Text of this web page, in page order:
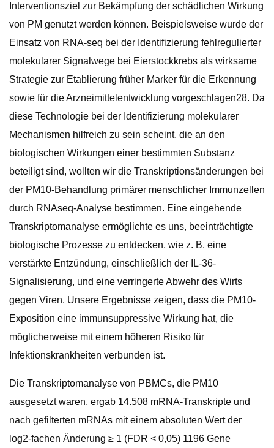
Interventionsziel zur Bekämpfung der schädlichen Wirkung
von PM genutzt werden können. Beispielsweise wurde der
Einsatz von RNA-seq bei der Identifizierung fehlregulierter
molekularer Signalwege bei Eierstockkrebs als wirksame
Strategie zur Etablierung früher Marker für die Erkennung
sowie für die Arzneimittelentwicklung vorgeschlagen28. Da
diese Technologie bei der Identifizierung molekularer
Mechanismen hilfreich zu sein scheint, die an den
biologischen Wirkungen einer bestimmten Substanz
beteiligt sind, wollten wir die Transkriptionsänderungen bei
der PM10-Behandlung primärer menschlicher Immunzellen
durch RNAseq-Analyse bestimmen. Eine eingehende
Transkriptomanalyse ermöglichte es uns, beeinträchtigte
biologische Prozesse zu entdecken, wie z. B. eine
verstärkte Entzündung, einschließlich der IL-36-
Signalisierung, und eine verringerte Abwehr des Wirts
gegen Viren. Unsere Ergebnisse zeigen, dass die PM10-
Exposition eine immunsuppressive Wirkung hat, die
möglicherweise mit einem höheren Risiko für
Infektionskrankheiten verbunden ist.
Die Transkriptomanalyse von PBMCs, die PM10
ausgesetzt waren, ergab 14.508 mRNA-Transkripte und
nach gefilterten mRNAs mit einem absoluten Wert der
log2-fachen Änderung ≥ 1 (FDR < 0,05) 1196 Gene